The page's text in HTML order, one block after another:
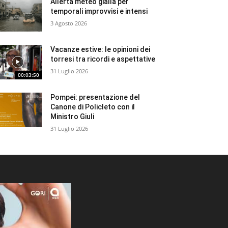
temporali improvvisi e intensi
3 Agosto 2026
00:03:50
Vacanze estive: le opinioni dei
torresi tra ricordi e aspettative
31 Luglio 2026
Pompei: presentazione del
Canone di Policleto con il
Ministro Giuli
31 Luglio 2026